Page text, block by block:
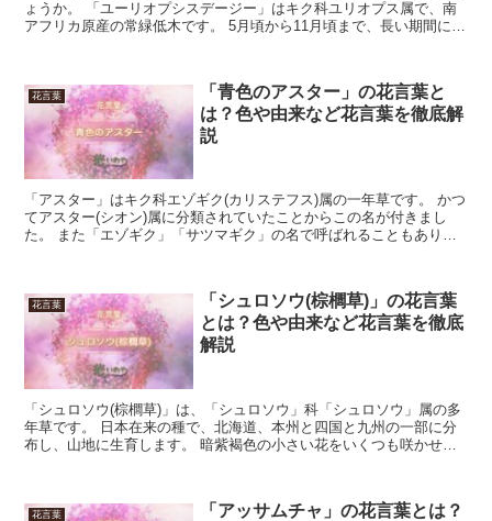
ょうか。 「ユーリオプシスデージー」はキク科ユリオプス属で、南
アフリカ原産の常緑低木です。 5月頃から11月頃まで、長い期間に渡
花言葉
「青色のアスター」の花言葉と
は？色や由来など花言葉を徹底解
説
「アスター」はキク科エゾギク(カリステフス)属の一年草です。 かつ
てアスター(シオン)属に分類されていたことからこの名が付きまし
た。 また「エゾギク」「サツマギク」の名で呼ばれることもありま
花言葉
「シュロソウ(棕櫚草)」の花言葉
とは？色や由来など花言葉を徹底
解説
「シュロソウ(棕櫚草)」は、「シュロソウ」科「シュロソウ」属の多
年草です。 日本在来の種で、北海道、本州と四国と九州の一部に分
布し、山地に生育します。 暗紫褐色の小さい花をいくつも咲かせ、
花言葉
「アッサムチャ」の花言葉とは？